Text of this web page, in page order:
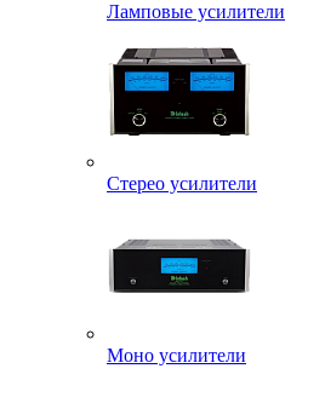
Ламповые усилители
Стерео усилители
Моно усилители